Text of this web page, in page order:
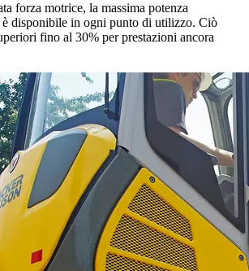
forza motrice, la massima potenza
è disponibile in ogni punto di utilizzo. Ciò
fino al 30% per prestazioni ancora